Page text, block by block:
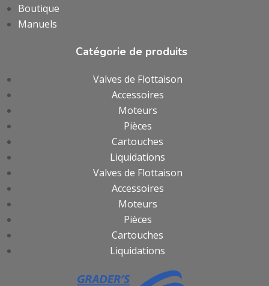
Boutique
Manuels
Catégorie de produits
Valves de Flottaison
Accessoires
Moteurs
Pièces
Cartouches
Liquidations
Valves de Flottaison
Accessoires
Moteurs
Pièces
Cartouches
Liquidations